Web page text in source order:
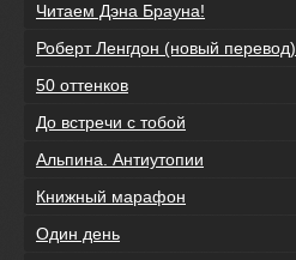
Читаем Дэна Брауна!
Роберт Ленгдон (новый перевод)
50 оттенков
До встречи с тобой
Альпина. Антиутопии
Книжный марафон
Один день